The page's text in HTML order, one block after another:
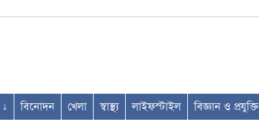
বিনোদন খেলা স্বাস্থ্য লাইফস্টাইল বিজ্ঞান ও প্রযুক্তি